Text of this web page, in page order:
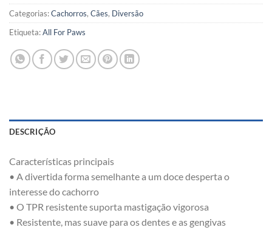
Categorias:Cachorros, Cães, Diversão
Etiqueta:All For Paws
DESCRIÇÃO
Características principais
• A divertida forma semelhante a um doce desperta o
interesse do cachorro
• O TPR resistente suporta mastigação vigorosa
• Resistente, mas suave para os dentes e as gengivas